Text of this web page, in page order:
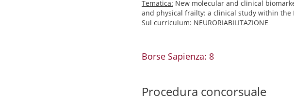
Tematica: New molecular and clinical
and physical frailty: a clinical study within the
Sul curriculum: NEURORIABILITAZIONE
Borse Sapienza: 8
Procedura concorsuale